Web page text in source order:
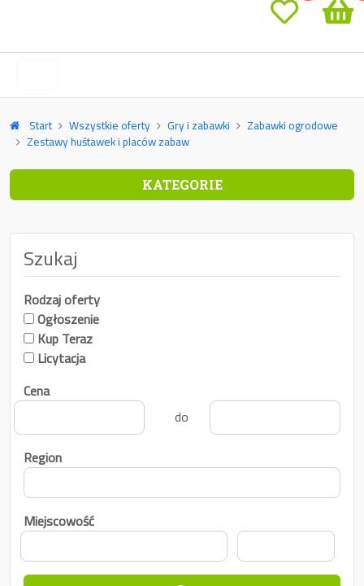
Start Wszystkie oferty Gry i zabawki Zabawki ogrodowe
Zestawy huśtawek i placów zabaw
KATEGORIE
Szukaj
Rodzaj oferty
Ogłoszenie
Kup Teraz
Licytacja
Cena
do
Region
Miejscowość